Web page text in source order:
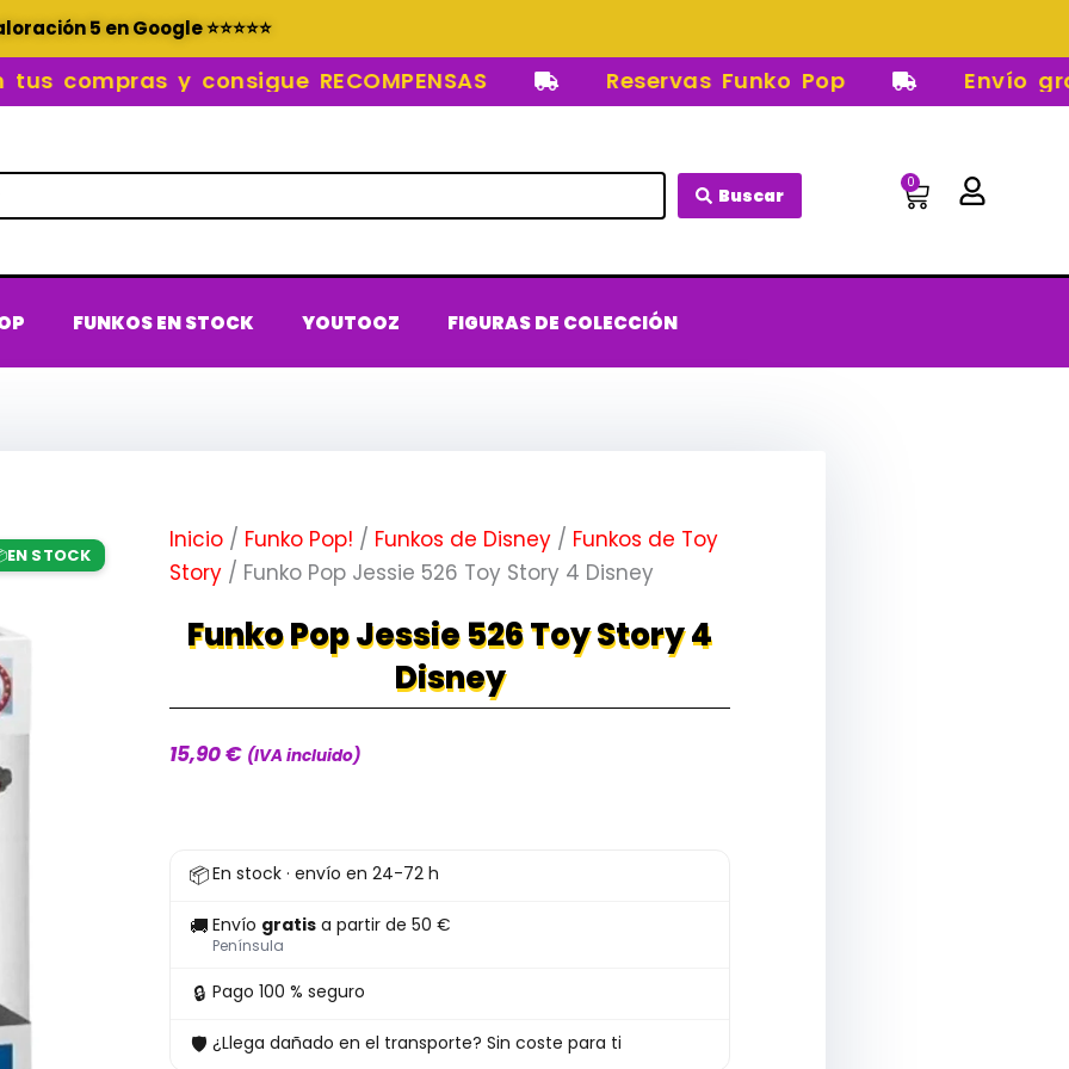
5 en Google ⭐⭐⭐⭐⭐
y consigue RECOMPENSAS Reservas Funko Pop Envío gratis
Buscar
0
Carrito
FUNKOS EN STOCK YOUTOOZ FIGURAS DE COLECCIÓN
EN STOCK
Inicio / Funko Pop! / Funkos de Disney / Funkos de Toy
Story / Funko Pop Jessie 526 Toy Story 4 Disney
Funko Pop Jessie 526 Toy Story 4
Disney
15,90€ (IVA incluido)
📦En stock · envío en 24-72 h
🚚 Envío gratis a partir de 50 €
Península
🔒 Pago 100 % seguro
🛡 ¿Llega dañado en el transporte? Sin coste para ti
Pop
Jessie
526
Toy
4